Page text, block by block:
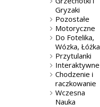
Gryzaki
Pozostałe
Motoryczne
Do Fotelika,
Wózka, Łóżka
Przytulanki
Interaktywne
Chodzenie i
raczkowanie
Wczesna
Nauka